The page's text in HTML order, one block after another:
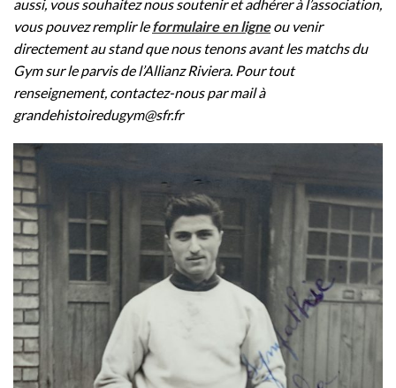
aussi, vous souhaitez nous soutenir et adhérer à l’association,
vous pouvez remplir le formulaire en ligneou venir
directement au stand que nous tenons avant les matchs du
Gym sur le parvis de l’Allianz Riviera. Pour tout
renseignement, contactez-nous par mail à
grandehistoiredugym@sfr.fr